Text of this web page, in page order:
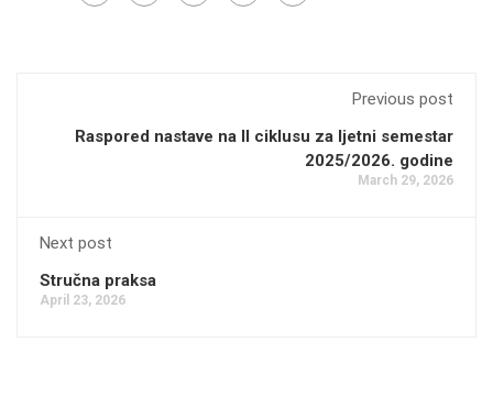
Previous post
Raspored nastave na II ciklusu za ljetni semestar
2025/2026. godine
March 29, 2026
Next post
Stručna praksa
April 23, 2026